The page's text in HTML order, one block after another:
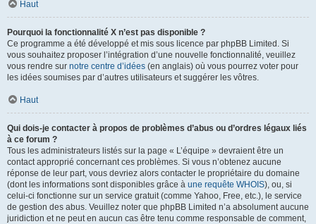
Haut
Pourquoi la fonctionnalité X n’est pas disponible ?
Ce programme a été développé et mis sous licence par phpBB Limited. Si
vous souhaitez proposer l’intégration d’une nouvelle fonctionnalité, veuillez
vous rendre sur notre centre d’idées (en anglais) où vous pourrez voter pour
les idées soumises par d’autres utilisateurs et suggérer les vôtres.
Haut
Qui dois-je contacter à propos de problèmes d’abus ou d’ordres légaux liés
à ce forum ?
Tous les administrateurs listés sur la page « L’équipe » devraient être un
contact approprié concernant ces problèmes. Si vous n’obtenez aucune
réponse de leur part, vous devriez alors contacter le propriétaire du domaine
(dont les informations sont disponibles grâce à une requête WHOIS), ou, si
celui-ci fonctionne sur un service gratuit (comme Yahoo, Free, etc.), le service
de gestion des abus. Veuillez noter que phpBB Limited n’a absolument aucune
juridiction et ne peut en aucun cas être tenu comme responsable de comment,